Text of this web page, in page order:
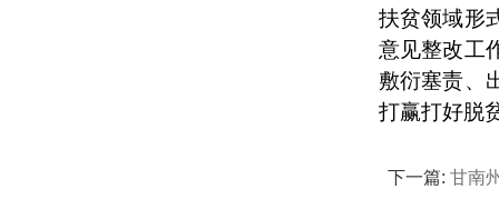
扶贫领域形
意见整改工
敷衍塞责、
打赢打好脱
下一篇: 甘南